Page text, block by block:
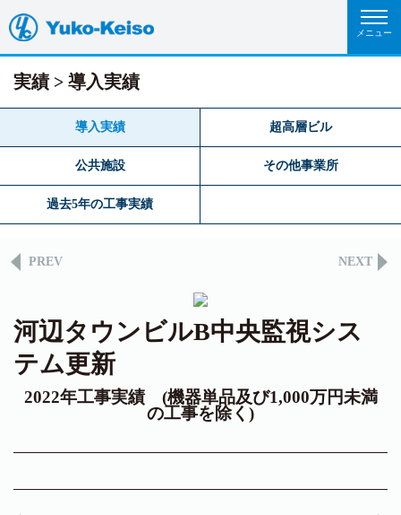
実績 導入実績
導入実績 超高層ビル
公共施設 その他事業所
過去5年の工事実績
PREV NEXT
河辺タウンビルB中央監視シス
テム更新
2022年工事実績 (機器単品及び1,000万円未満
の工事を除く)